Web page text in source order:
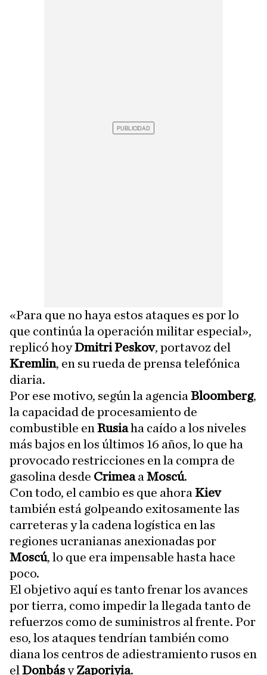
«Para que no haya estos ataques es por lo
que continúa la operación militar especial»,
replicó hoyDmitri Peskov, portavoz del
Kremlin, en su rueda de prensa telefónica
diaria.
Por ese motivo, según la agencia Bloomberg,
la capacidad de procesamiento de
combustible en Rusiaha caído a los niveles
más bajos en los últimos 16 años, lo que ha
provocado restricciones en la compra de
gasolina desde Crimeaa Moscú.
Con todo, el cambio es que ahora Kiev
también está golpeando exitosamente las
carreteras y la cadena logística en las
regiones ucranianas anexionadas por
Moscú, lo que era impensable hasta hace
poco.
El objetivo aquí es tanto frenar los avances
por tierra, como impedir la llegada tanto de
refuerzos como de suministros al frente. Por
eso, los ataques tendrían también como
diana los centros de adiestramiento rusos en
el DonbásyZaporiyia.